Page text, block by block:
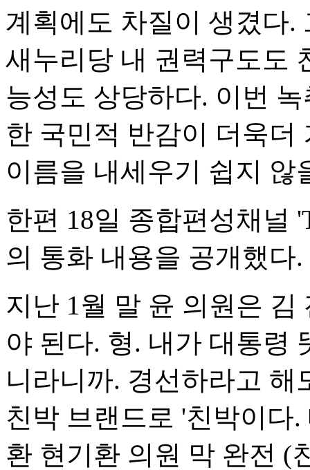
계획에도 차질이 생겼다.
새누리당 내 권력구도도
능성도 상당하다. 이번
한 국민적 반감이 더욱더
이름을 내세우기 쉽지 않
한편 18일 종합편성채널
의 통화 내용을 공개했다.
지난 1월 말 윤 의원은
야 된다. 형. 내가 대통령
니라니까. 경선하라고 해
친박 브랜드로 '친박이다
환 현기환 의원 막 완전 (